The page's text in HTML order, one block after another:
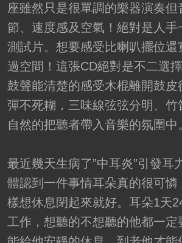
座雖然只是很單調的樂器演奏但
節、速度感及空氣！絕對是人
測試片。想要感受比喇叭擺位還
過空間！這張CD絕對是不二選
鼓聲能清楚的感受木棍離開鼓皮
彈不死糊，三味線弦弦分明、竹
自然的把聽者帶入音樂的氛圍中
最近幾天生病了”中耳炎”引發耳
體認到一件事情耳朵真的很可憐
樣想休息閉起來就好。耳朵1天
工作，想聽的不想聽的他都一定